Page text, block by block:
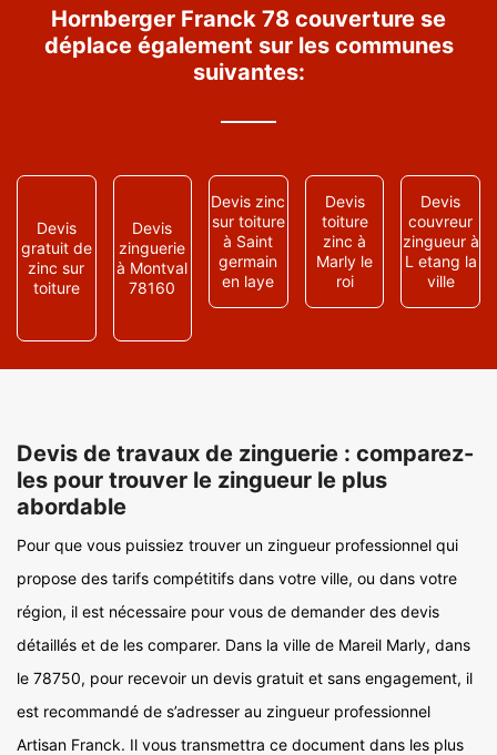
Hornberger Franck 78 couverture se
déplace également sur les communes
suivantes:
Devis
gratuit de
zinc sur
toiture
Devis
zinguerie
à Montval
78160
Devis zinc
sur toiture
à Saint
germain
en laye
Devis
toiture
zinc à
Marly le
roi
Devis
couvreur
zingueur à
L etang la
ville
Devis de travaux de zinguerie : comparez-
les pour trouver le zingueur le plus
abordable
Pour que vous puissiez trouver un zingueur professionnel qui
propose des tarifs compétitifs dans votre ville, ou dans votre
région, il est nécessaire pour vous de demander des devis
détaillés et de les comparer. Dans la ville de Mareil Marly, dans
le 78750, pour recevoir un devis gratuit et sans engagement, il
est recommandé de s’adresser au zingueur professionnel
Artisan Franck. Il vous transmettra ce document dans les plus